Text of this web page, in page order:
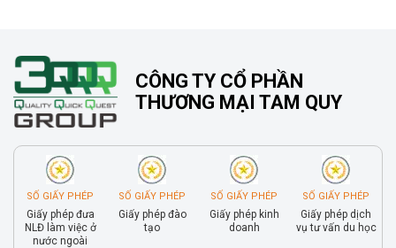
CÔNG TY CỔ PHẦN
THƯƠNG MẠI TAM QUY
SỐ GIẤY PHÉP
Giấy phép đưa
NLĐ làm việc ở
nước ngoài
SỐ GIẤY PHÉP
Giấy phép đào
tạo
SỐ GIẤY PHÉP
Giấy phép kinh
doanh
SỐ GIẤY PHÉP
Giấy phép dịch
vụ tư vấn du học